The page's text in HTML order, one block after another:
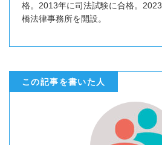
格。2013年に司法試験に合格。
橋法律事務所を開設。
この記事を書いた人